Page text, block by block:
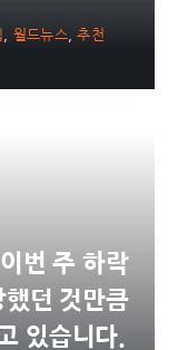
월드뉴스,추천
번 주 하락
던 것만큼
있습니다.